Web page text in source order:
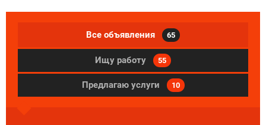
Все объявления 65
Ищу работу 55
Предлагаю услуги 10